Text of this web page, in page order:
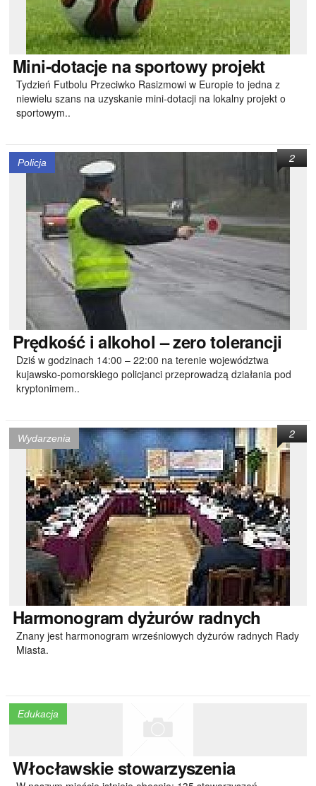
Mini-dotacjena sportowy projekt
Tydzień Futbolu Przeciwko Rasizmowi w Europie to jedna z
niewielu szans na uzyskanie mini-dotacji na lokalny projekt o
sportowym..
Policja
Prędkośći alkohol – zero tolerancji
Dziś w godzinach 14:00 – 22:00 na terenie województwa
kujawsko-pomorskiego policjanci przeprowadzą działania pod
kryptonimem..
2
Wydarzenia
Harmonogram dyżurów radnych
Znany jest harmonogram wrześniowych dyżurów radnych Rady
Miasta.
2
Edukacja
Włocławskiestowarzyszenia